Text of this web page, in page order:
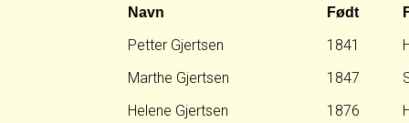
Navn Født
Petter Gjertsen 1841
Marthe Gjertsen
1847
Helene Gjertsen
1876